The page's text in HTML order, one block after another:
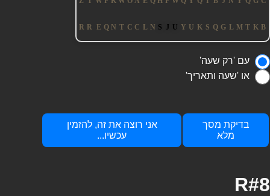
עם 'רק שעה'
או 'שעה ותאריך'
בדיקת מסך
מלא
אני רוצה את זה, להזמין
עכשיו...
R#8